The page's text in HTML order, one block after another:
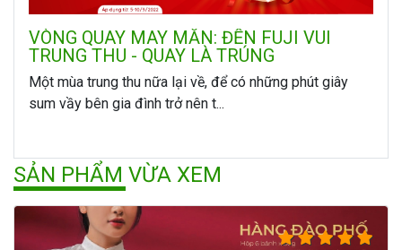
VÒNG QUAY MAY MẮN: ĐẾN FUJI VUI
TRUNG THU - QUAY LÀ TRÚNG
Một mùa trung thu nữa lại về, để có những phút giây
sum vầy bên gia đình trở nên t...
SẢN PHẨM VỪA XEM